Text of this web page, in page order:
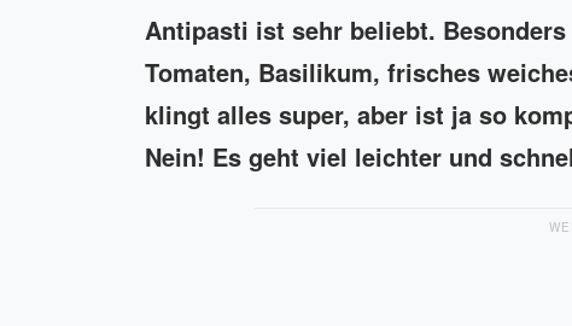
Antipasti ist sehr beliebt.
Tomaten, Basilikum, frisches
klingt alles super, aber ist ja so
Nein! Es geht viel leichter und